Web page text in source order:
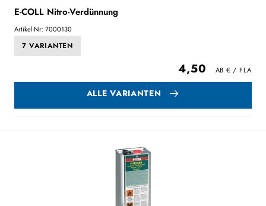
E-COLL Nitro-Verdünnung
Artikel-Nr: 7000130
7 VARIANTEN
4,50
ALLE VARIANTEN